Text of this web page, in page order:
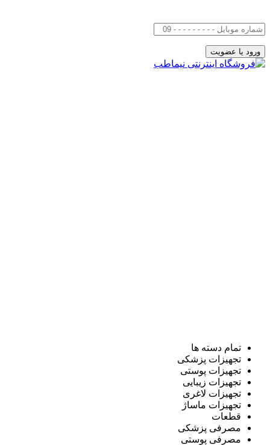
تمام دسته ها
تجهیزات پزشکی
تجهیزات پوستی
تجهیزات زیبایی
تجهیزات لاغری
تجهیزات ماساژ
قطعات
مصرفی پزشکی
مصرفی پوستی